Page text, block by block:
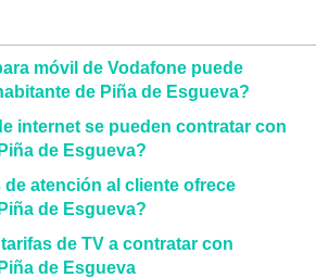
móvil de Vodafone puede
de Piña de Esgueva?
internet se pueden contratar con
de Esgueva?
de atención al cliente ofrece
de Esgueva?
de TV a contratar con
de Esgueva